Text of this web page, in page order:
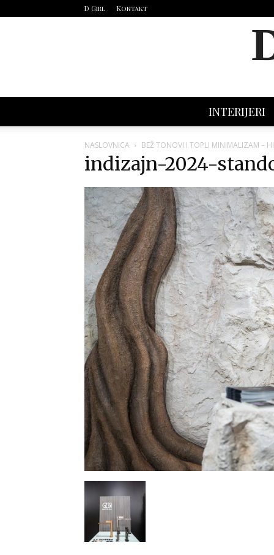
D Girl Kontakt
INTERIJERI
NASLOVNICA BEŽ TONOVI I TOPLI MINIMALIZAM –
indizajn-2024-